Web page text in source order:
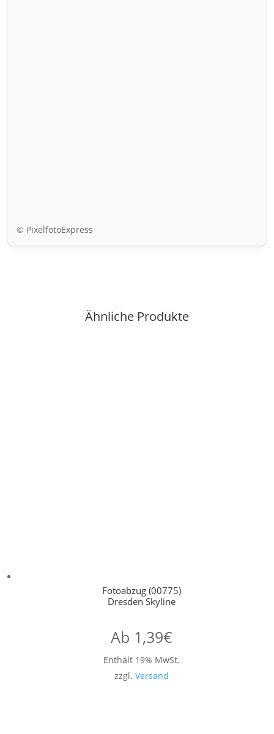
© PixelfotoExpress
Ähnliche Produkte
Fotoabzug (00775)
Dresden Skyline
Ab 1,39€
Enthält 19% MwSt.
zzgl. Versand